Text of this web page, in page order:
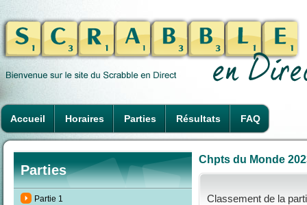
Accueil Horaires Parties Résultats FAQ
Parties
Partie 1
Chpts du Monde
Classement de la